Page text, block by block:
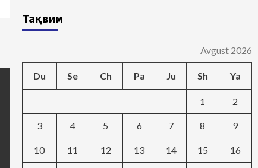
Тақвим
Avgust 2026
Du Se Ch Pa Ju Sh Ya
1 2
3 4 5 6 7 8 9
10 11 12 13 14 15 16